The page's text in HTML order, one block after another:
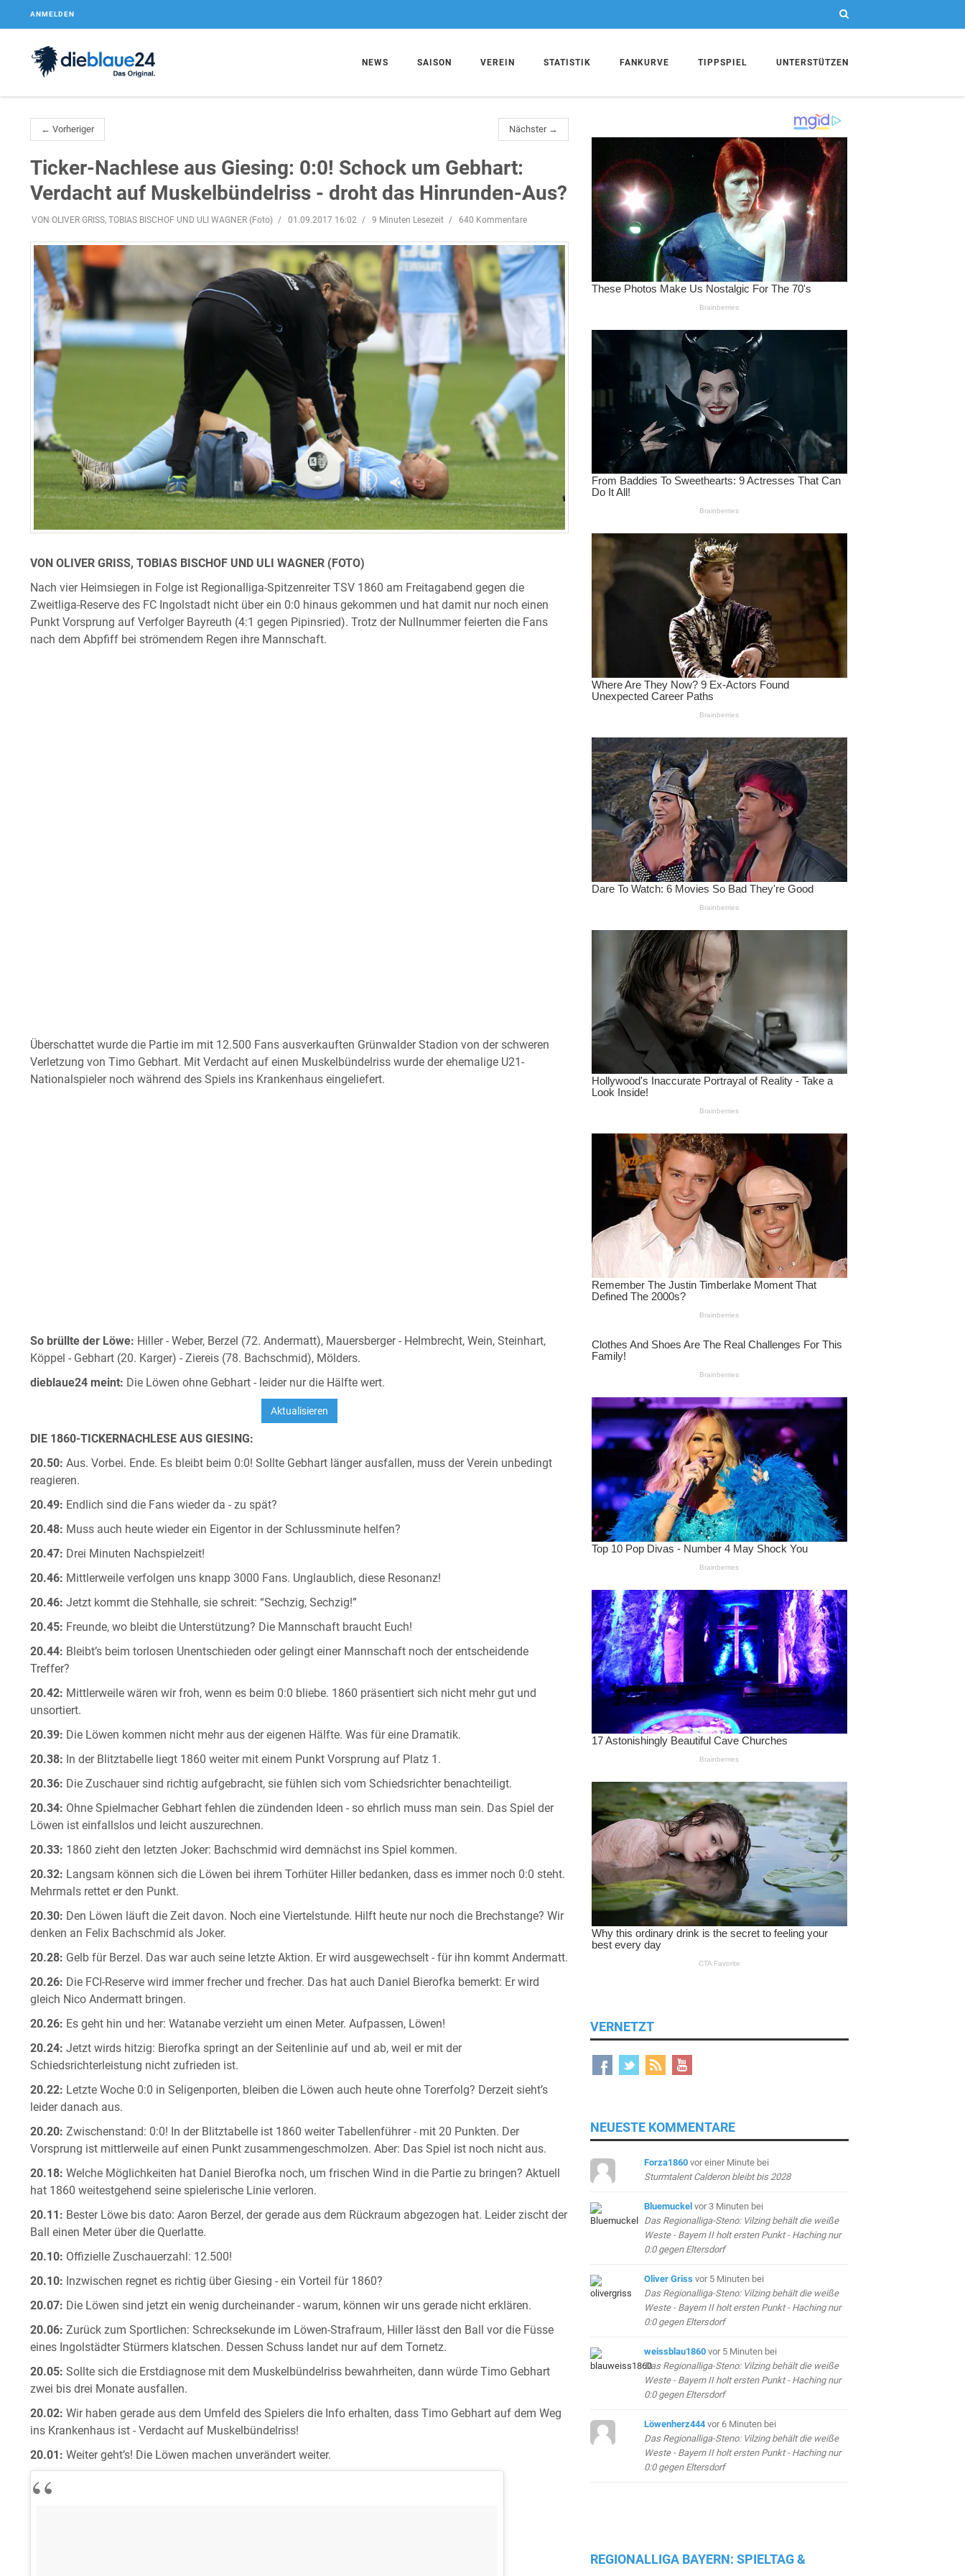
ANMELDEN
NEWS SAISON VEREIN STATISTIK FANKURVE TIPPSPIEL UNTERSTÜTZEN
← Vorheriger Nächster →
Ticker-Nachlese aus Giesing: 0:0! Schock um Gebhart:
Verdacht auf Muskelbündelriss - droht das Hinrunden-Aus?
VON OLIVER GRISS, TOBIAS BISCHOF UND ULI WAGNER (Foto) 01.09.2017 16:02 9 Minuten Lesezeit 640 Kommentare
VON OLIVER GRISS, TOBIAS BISCHOF UND ULI WAGNER (FOTO)
Nach vier Heimsiegen in Folge ist Regionalliga-Spitzenreiter TSV 1860 am Freitagabend gegen die
Zweitliga-Reserve des FC Ingolstadt nicht über ein 0:0 hinaus gekommen und hat damit nur noch einen
Punkt Vorsprung auf Verfolger Bayreuth (4:1 gegen Pipinsried). Trotz der Nullnummer feierten die Fans
nach dem Abpfiff bei strömendem Regen ihre Mannschaft.
Überschattet wurde die Partie im mit 12.500 Fans ausverkauften Grünwalder Stadion von der schweren
Verletzung von Timo Gebhart. Mit Verdacht auf einen Muskelbündelriss wurde der ehemalige U21-
Nationalspieler noch während des Spiels ins Krankenhaus eingeliefert.
So brüllte der Löwe: Hiller - Weber, Berzel (72. Andermatt), Mauersberger - Helmbrecht, Wein, Steinhart,
Köppel - Gebhart (20. Karger) - Ziereis (78. Bachschmid), Mölders.
dieblaue24 meint: Die Löwen ohne Gebhart - leider nur die Hälfte wert.
DIE 1860-TICKERNACHLESE AUS GIESING:
20.50: Aus. Vorbei. Ende. Es bleibt beim 0:0! Sollte Gebhart länger ausfallen, muss der Verein unbedingt
reagieren.
20.49: Endlich sind die Fans wieder da - zu spät?
20.48: Muss auch heute wieder ein Eigentor in der Schlussminute helfen?
20.47: Drei Minuten Nachspielzeit!
20.46: Mittlerweile verfolgen uns knapp 3000 Fans. Unglaublich, diese Resonanz!
20.46: Jetzt kommt die Stehhalle, sie schreit: “Sechzig, Sechzig!”
20.45: Freunde, wo bleibt die Unterstützung? Die Mannschaft braucht Euch!
20.44: Bleibt’s beim torlosen Unentschieden oder gelingt einer Mannschaft noch der entscheidende
Treffer?
20.42: Mittlerweile wären wir froh, wenn es beim 0:0 bliebe. 1860 präsentiert sich nicht mehr gut und
unsortiert.
20.39: Die Löwen kommen nicht mehr aus der eigenen Hälfte. Was für eine Dramatik.
20.38: In der Blitztabelle liegt 1860 weiter mit einem Punkt Vorsprung auf Platz 1.
20.36: Die Zuschauer sind richtig aufgebracht, sie fühlen sich vom Schiedsrichter benachteiligt.
20.34: Ohne Spielmacher Gebhart fehlen die zündenden Ideen - so ehrlich muss man sein. Das Spiel der
Löwen ist einfallslos und leicht auszurechnen.
20.33: 1860 zieht den letzten Joker: Bachschmid wird demnächst ins Spiel kommen.
20.32: Langsam können sich die Löwen bei ihrem Torhüter Hiller bedanken, dass es immer noch 0:0 steht.
Mehrmals rettet er den Punkt.
20.30: Den Löwen läuft die Zeit davon. Noch eine Viertelstunde. Hilft heute nur noch die Brechstange? Wir
denken an Felix Bachschmid als Joker.
20.28: Gelb für Berzel. Das war auch seine letzte Aktion. Er wird ausgewechselt - für ihn kommt Andermatt.
20.26: Die FCI-Reserve wird immer frecher und frecher. Das hat auch Daniel Bierofka bemerkt: Er wird
gleich Nico Andermatt bringen.
20.26: Es geht hin und her: Watanabe verzieht um einen Meter. Aufpassen, Löwen!
20.24: Jetzt wirds hitzig: Bierofka springt an der Seitenlinie auf und ab, weil er mit der
Schiedsrichterleistung nicht zufrieden ist.
20.22: Letzte Woche 0:0 in Seligenporten, bleiben die Löwen auch heute ohne Torerfolg? Derzeit sieht’s
leider danach aus.
20.20: Zwischenstand: 0:0! In der Blitztabelle ist 1860 weiter Tabellenführer - mit 20 Punkten. Der
Vorsprung ist mittlerweile auf einen Punkt zusammengeschmolzen. Aber: Das Spiel ist noch nicht aus.
20.18: Welche Möglichkeiten hat Daniel Bierofka noch, um frischen Wind in die Partie zu bringen? Aktuell
hat 1860 weitestgehend seine spielerische Linie verloren.
20.11: Bester Löwe bis dato: Aaron Berzel, der gerade aus dem Rückraum abgezogen hat. Leider zischt der
Ball einen Meter über die Querlatte.
20.10: Offizielle Zuschauerzahl: 12.500!
20.10: Inzwischen regnet es richtig über Giesing - ein Vorteil für 1860?
20.07: Die Löwen sind jetzt ein wenig durcheinander - warum, können wir uns gerade nicht erklären.
20.06: Zurück zum Sportlichen: Schrecksekunde im Löwen-Strafraum, Hiller lässt den Ball vor die Füsse
eines Ingolstädter Stürmers klatschen. Dessen Schuss landet nur auf dem Tornetz.
20.05: Sollte sich die Erstdiagnose mit dem Muskelbündelriss bewahrheiten, dann würde Timo Gebhart
zwei bis drei Monate ausfallen.
20.02: Wir haben gerade aus dem Umfeld des Spielers die Info erhalten, dass Timo Gebhart auf dem Weg
ins Krankenhaus ist - Verdacht auf Muskelbündelriss!
20.01: Weiter geht’s! Die Löwen machen unverändert weiter.
VERNETZT
NEUESTE KOMMENTARE
Forza1860 vor einer Minutebei
Sturmtalent Calderon bleibt bis 2028
Bluemuckel vor 3 Minuten bei
Das Regionalliga-Steno: Vilzing behält die weiße
Weste - Bayern II holt ersten Punkt - Haching nur
0:0 gegen Eltersdorf
Oliver Griss vor 5 Minuten bei
Das Regionalliga-Steno: Vilzing behält die weiße
Weste - Bayern II holt ersten Punkt - Haching nur
0:0 gegen Eltersdorf
weissblau1860 vor 5 Minuten bei
Das Regionalliga-Steno: Vilzing behält die weiße
Weste - Bayern II holt ersten Punkt - Haching nur
0:0 gegen Eltersdorf
Löwenherz444 vor 6 Minuten bei
Das Regionalliga-Steno: Vilzing behält die weiße
Weste - Bayern II holt ersten Punkt - Haching nur
0:0 gegen Eltersdorf
REGIONALLIGA BAYERN: SPIELTAG &